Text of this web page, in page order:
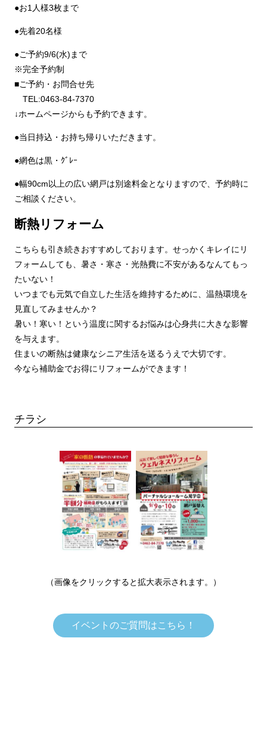
●お1人様3枚まで
●先着20名様
●ご予約9/6(水)まで
※完全予約制
■ご予約・お問合せ先
TEL:0463-84-7370
↓ホームページからも予約できます。
●当日持込・お持ち帰りいただきます。
●網色は黒・ｸﾞﾚｰ
●幅90cm以上の広い網戸は別途料金となりますので、予約時に
ご相談ください。
断熱リフォーム
こちらも引き続きおすすめしております。せっかくキレイにリ
フォームしても、暑さ・寒さ・光熱費に不安があるなんてもっ
たいない！
いつまでも元気で自立した生活を維持するために、温熱環境を
見直してみませんか？
暑い！寒い！という温度に関するお悩みは心身共に大きな影響
を与えます。
住まいの断熱は健康なシニア生活を送るうえで大切です。
今なら補助金でお得にリフォームができます！
チラシ
（画像をクリックすると拡大表示されます。）
イベントのご質問はこちら！